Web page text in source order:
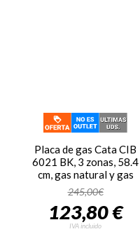
Placa de gas Cata CIB
6021 BK, 3 zonas, 58.4
cm, gas natural y gas
butano, Cristal Gas,
8100W, quemador y
parrillas esmaltadas,
autoencendido, válvula de
245,00€
123,80 €
IVA incluido